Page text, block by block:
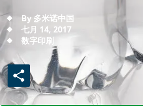
By 多米诺中国
七月 14, 2017
数字印刷